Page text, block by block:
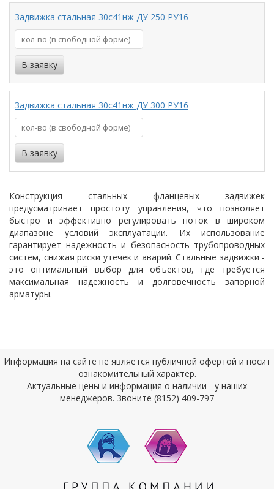
Задвижка стальная 30с41нж ДУ 250 РУ16
Задвижка стальная 30с41нж ДУ 300 РУ16
Конструкция стальных фланцевых задвижек
предусматривает простоту управления, что позволяет
быстро и эффективно регулировать поток в широком
диапазоне условий эксплуатации. Их использование
гарантирует надежность и безопасность трубопроводных
систем, снижая риски утечек и аварий. Стальные задвижки -
это оптимальный выбор для объектов, где требуется
максимальная надежность и долговечность запорной
арматуры.
Информация на сайте не является публичной офертой и носит
ознакомительный характер.
Актуальные цены и информация о наличии - у наших
менеджеров. Звоните (8152) 409-797